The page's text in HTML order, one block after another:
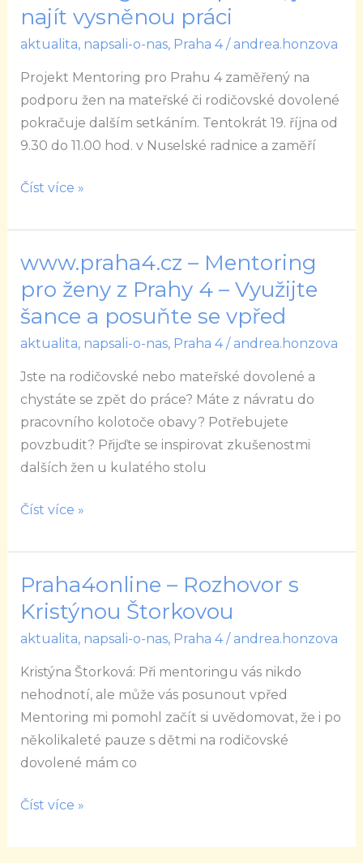
najít vysněnou práci
aktualita, napsali-o-nas, Praha 4/ andrea.honzova
Projekt Mentoring pro Prahu 4 zaměřený na
podporu žen na mateřské či rodičovské dovolené
pokračuje dalším setkáním. Tentokrát 19. října od
9.30 do 11.00 hod. v Nuselské radnice a zaměří
Prahu
4
–
Mentoring
ženám
poradí,
jak
vysněnou
Číst více »
www.praha4.cz – Mentoring
pro ženy z Prahy 4 – Využijte
šance a posuňte se vpřed
aktualita, napsali-o-nas, Praha 4/ andrea.honzova
Jste na rodičovské nebo mateřské dovolené a
chystáte se zpět do práce? Máte z návratu do
pracovního kolotoče obavy? Potřebujete
povzbudit? Přijďte se inspirovat zkušenostmi
dalších žen u kulatého stolu
www.praha4.cz
–
Mentoring
pro
ženy
z
Prahy
4
–
Využijte
a
se
vpřed
Číst více »
Praha4online – Rozhovor s
Kristýnou Štorkovou
aktualita, napsali-o-nas, Praha 4/ andrea.honzova
Kristýna Štorková: Při mentoringu vás nikdo
nehodnotí, ale může vás posunout vpřed
Mentoring mi pomohl začít si uvědomovat, že i po
několikaleté pauze s dětmi na rodičovské
dovolené mám co
Praha4online
–
Rozhovor
Kristýnou
Štorkovou
Číst více »